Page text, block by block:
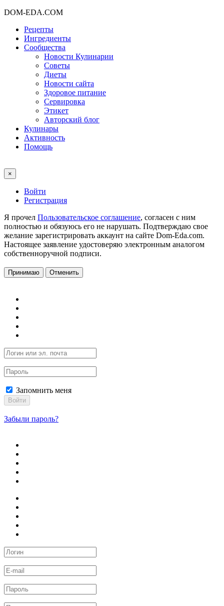
DOM-EDA.COM
Рецепты
Ингредиенты
Сообщества
Новости Кулинарии
Советы
Диеты
Новости сайта
Здоровое питание
Сервировка
Этикет
Авторский блог
Кулинары
Активность
Помощь
×
Войти
Регистрация
Я прочел Пользовательское соглашение, согласен с ним
полностью и обязуюсь его не нарушать. Подтверждаю свое
желание зарегистрировать аккаунт на сайте Dom-Eda.com.
Настоящее заявление удостоверяю электронным аналогом
собственноручной подписи.
Принимаю Отменить
Запомнить меня
Войти
Забыли пароль?